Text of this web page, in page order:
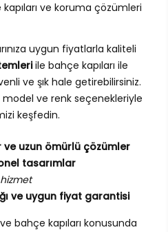
ve koruma çözümleri
uygun fiyatlarla kaliteli
ile bahçe kapıları ile
ve şık hale getirebilirsiniz.
model ve renk seçenekleriyle
keşfedin.
uzun ömürlü çözümler
tasarımlar
ve uygun fiyat garantisi
bahçe kapıları konusunda